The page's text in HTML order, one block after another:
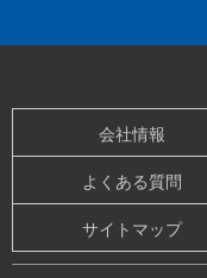
会社情報
よくある質問
サイトマップ